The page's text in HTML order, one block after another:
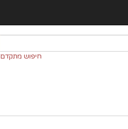
חיפוש מתקדם